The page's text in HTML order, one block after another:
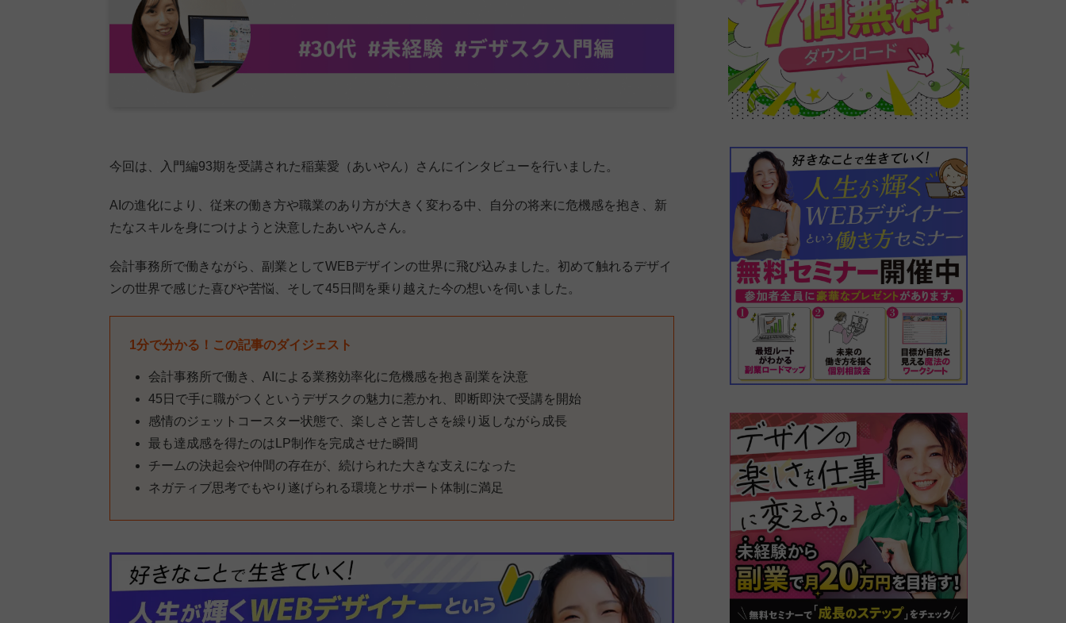
今回は、入門編93期を受講された稲葉愛（あいやん）さんにインタビューを行いました。
AIの進化により、従来の働き方や職業のあり方が大きく変わる中、自分の将来に危機感を抱き、新
たなスキルを身につけようと決意したあいやんさん。
会計事務所で働きながら、副業としてWEBデザインの世界に飛び込みました。初めて触れるデザイ
ンの世界で感じた喜びや苦悩、そして45日間を乗り越えた今の想いを伺いました。
1分で分かる！この記事のダイジェスト
会計事務所で働き、AIによる業務効率化に危機感を抱き副業を決意
45日で手に職がつくというデザスクの魅力に惹かれ、即断即決で受講を開始
感情のジェットコースター状態で、楽しさと苦しさを繰り返しながら成長
最も達成感を得たのはLP制作を完成させた瞬間
チームの決起会や仲間の存在が、続けられた大きな支えになった
ネガティブ思考でもやり遂げられる環境とサポート体制に満足